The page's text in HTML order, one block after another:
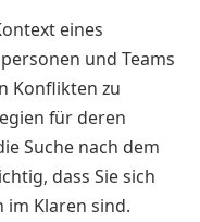
eines
und Teams
Konflikten zu
für deren
Suche nach dem
dass Sie sich
im Klaren sind.